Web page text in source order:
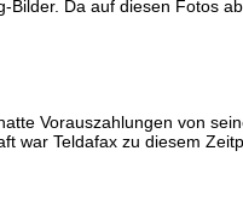
Da auf diesen Fotos
Vorauszahlungen von
war Teldafax zu diesem